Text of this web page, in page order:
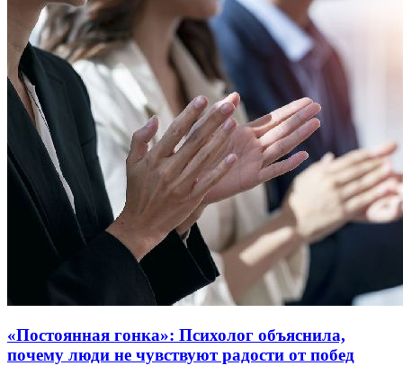
«Постоянная гонка»: Психолог объяснила,
почему люди не чувствуют радости от побед